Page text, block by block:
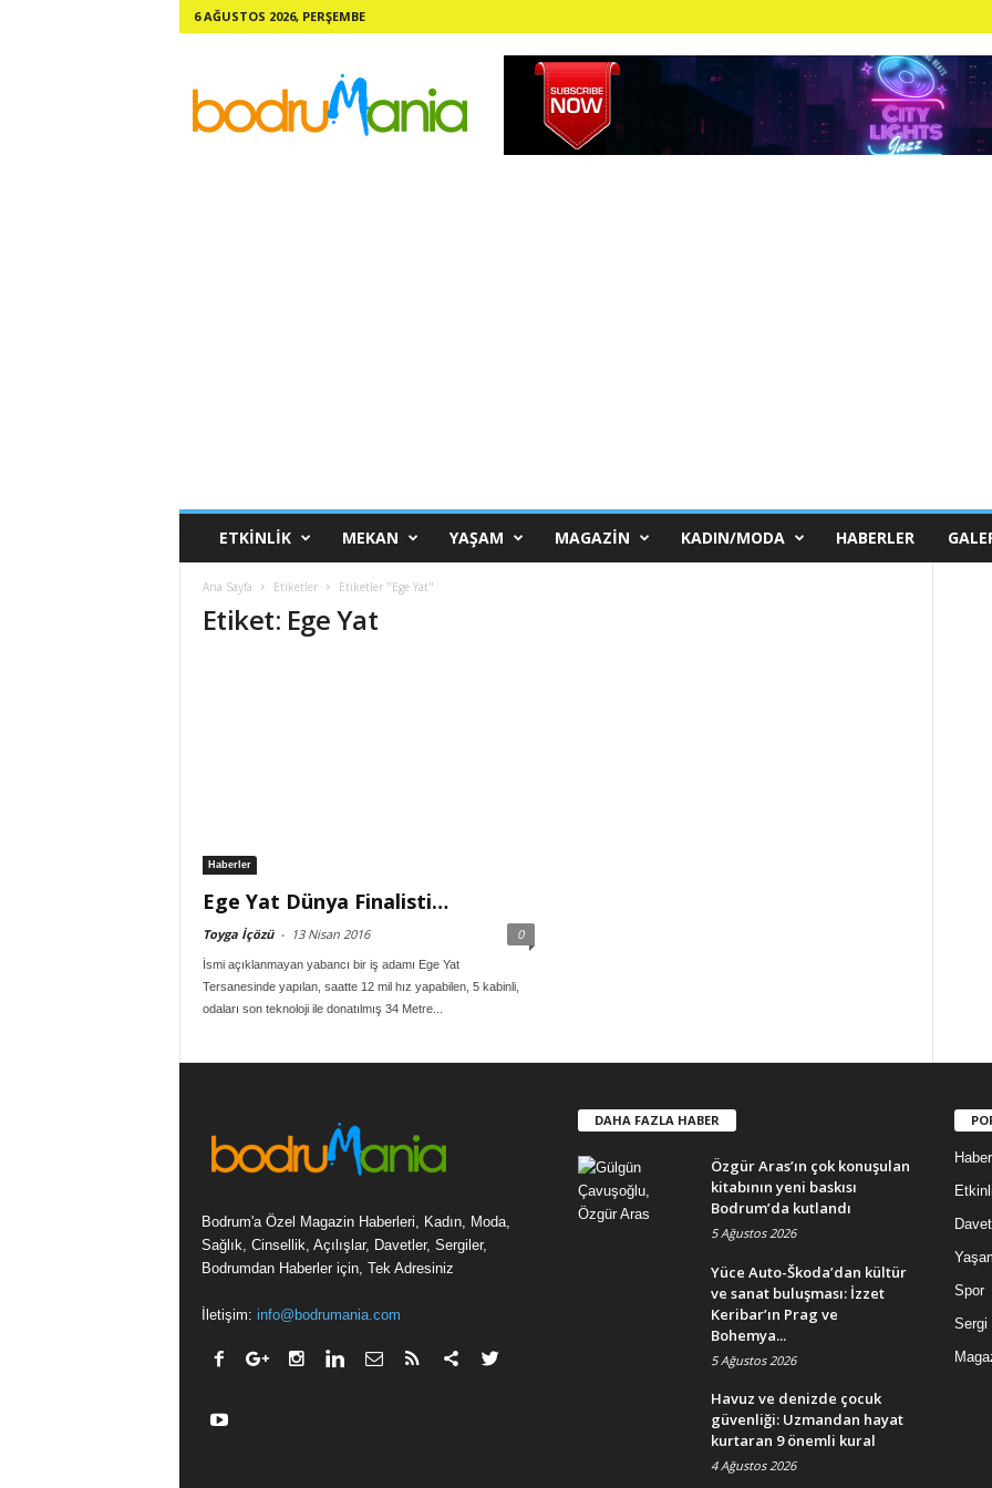
6 AĞUSTOS 2026, PERŞEMBE
ETKINLIK MEKAN YAŞAM MAGAZIN KADIN/MODA HABERLER
Ana Sayfa Etiketler Etiketler "Ege Yat"
Etiket: Ege Yat
Haberler
Ege Yat Dünya Finalisti…
Toyga İçözü - 13 Nisan 2016 0
İsmi açıklanmayan yabancı bir iş adamı Ege Yat
Tersanesinde yapılan, saatte 12 mil hız yapabilen, 5 kabinli,
odaları son teknoloji ile donatılmış 34 Metre...
Bodrum'a Özel Magazin Haberleri, Kadın, Moda,
Sağlık, Cinsellik, Açılışlar, Davetler, Sergiler,
Bodrumdan Haberler için, Tek Adresiniz
İletişim: info@bodrumania.com
DAHA FAZLA HABER
Özgür Aras’ın çok konuşulan
kitabının yeni baskısı
Bodrum’da kutlandı
5 Ağustos 2026
Yüce Auto-Škoda’dan kültür
ve sanat buluşması: İzzet
Keribar’ın Prag ve
Bohemya...
5 Ağustos 2026
Havuz ve denizde çocuk
güvenliği: Uzmandan hayat
kurtaran 9 önemli kural
4 Ağustos 2026
Davet
Spor
Sergi